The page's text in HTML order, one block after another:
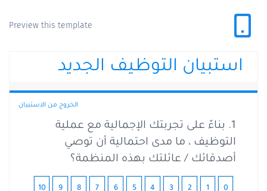
Preview this template